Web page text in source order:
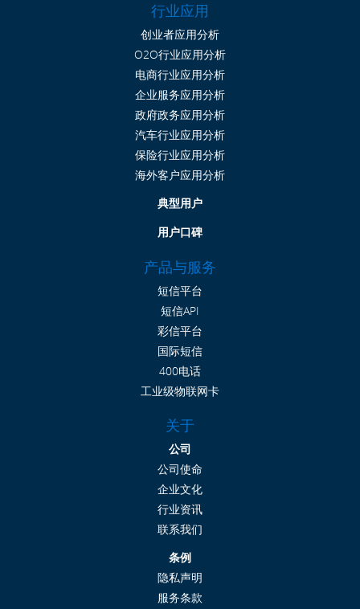
行业应用
创业者应用分析
O2O行业应用分析
电商行业应用分析
企业服务应用分析
政府政务应用分析
汽车行业应用分析
保险行业应用分析
海外客户应用分析
典型用户
用户口碑
产品与服务
短信平台
短信API
彩信平台
国际短信
400电话
工业级物联网卡
关于
公司
公司使命
企业文化
行业资讯
联系我们
条例
隐私声明
服务条款